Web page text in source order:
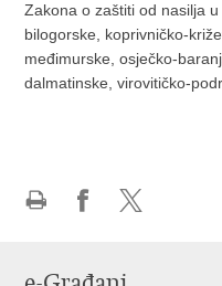
Zakona o zaštiti od nasilja
bilogorske, koprivničko-
međimurske, osječko-
dalmatinske, virovitičko-
Facebooku
X-